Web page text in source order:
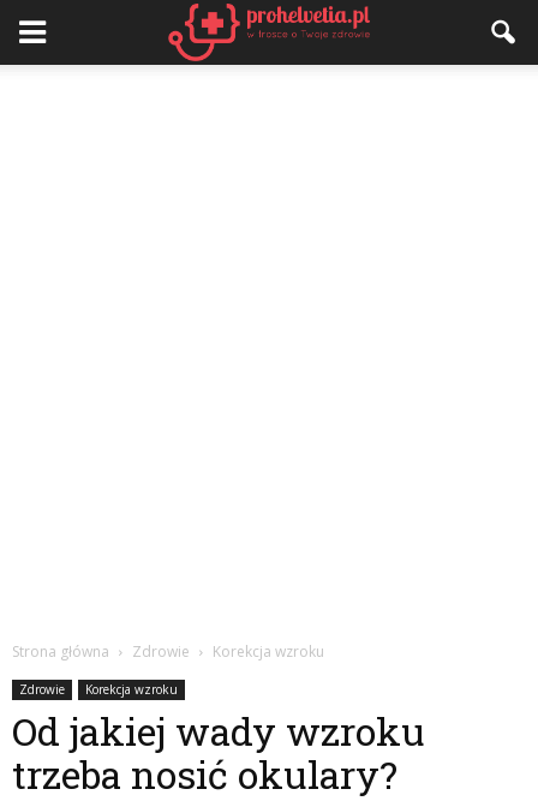
Strona główna Zdrowie Korekcja wzroku
Zdrowie Korekcja wzroku
Od jakiej wady wzroku
trzeba nosić okulary?